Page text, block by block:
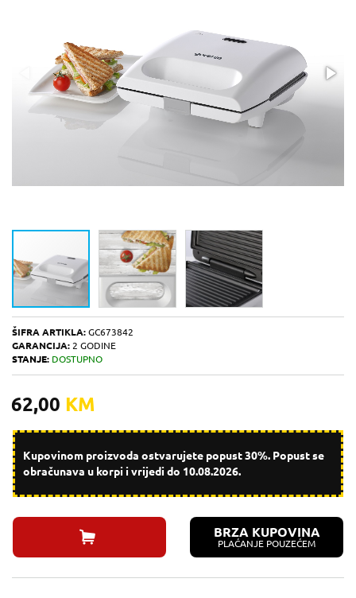
ŠIFRA ARTIKLA: GC673842
GARANCIJA: 2 GODINE
STANJE: DOSTUPNO
62,00 KM
Kupovinom proizvoda ostvarujete popust 30%. Popust se
obračunava u korpi i vrijedi do 10.08.2026.
BRZA KUPOVINA
PLAĆANJE POUZEĆEM